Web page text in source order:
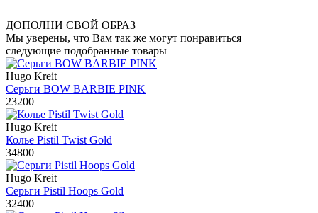
ДОПОЛНИ СВОЙ ОБРАЗ
Мы уверены, что Вам так же могут понравиться
следующие подобранные товары
Hugo Kreit
Серьги BOW BARBIE PINK
23200
Hugo Kreit
Колье Pistil Twist Gold
34800
Hugo Kreit
Серьги Pistil Hoops Gold
32400